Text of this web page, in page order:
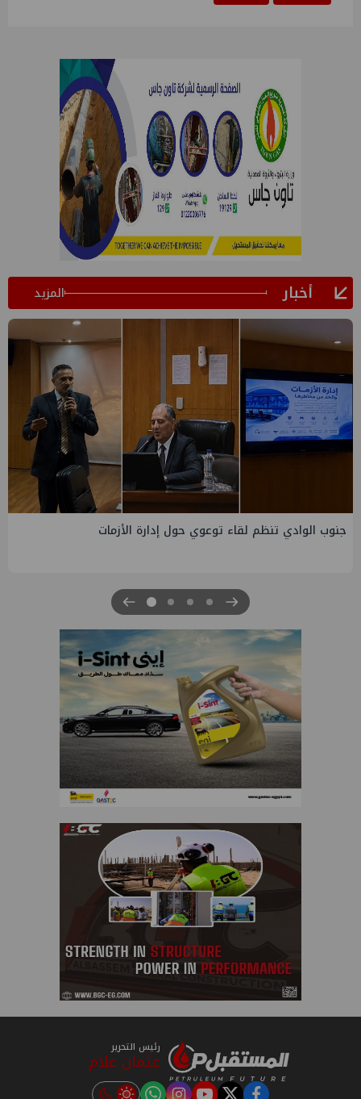
أخبار المزيد
التخطيط والبترول يبحثان جهود تحقيق أمن الطاقة ضمن خطة
رئيس التحرير
عثمان علام